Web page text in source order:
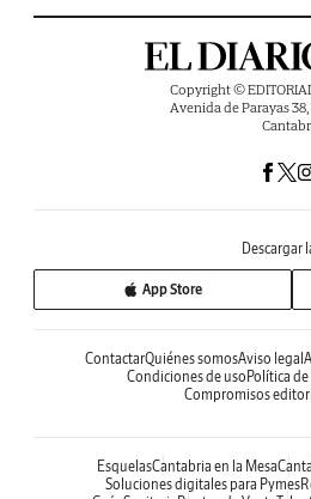
Copyright ©
Avenida de Parayas 38,
Descargar
App Store
ContactarQuiénes somosAviso legal
Condiciones de usoPolítica
Compromisos
EsquelasCantabria en la Mesa
Soluciones digitales para Pymes